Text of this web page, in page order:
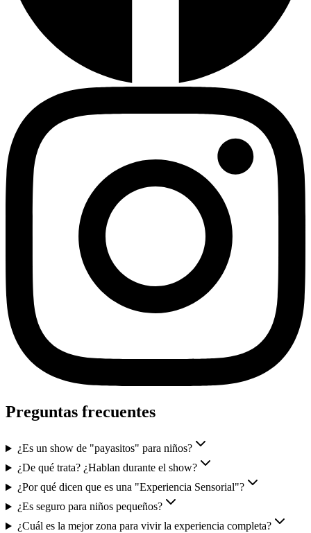
Preguntas frecuentes
¿Es un show de "payasitos" para niños?
¿De qué trata? ¿Hablan durante el show?
¿Por qué dicen que es una "Experiencia Sensorial"?
¿Es seguro para niños pequeños?
¿Cuál es la mejor zona para vivir la experiencia completa?